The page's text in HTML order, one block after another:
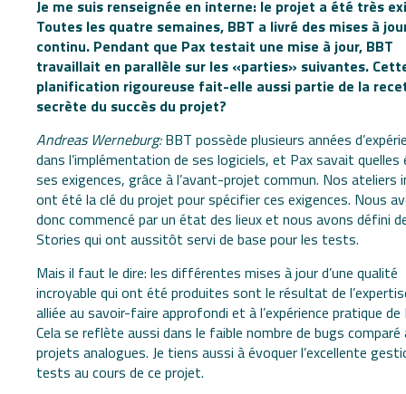
Je me suis renseignée en interne: le projet a été très
Toutes les quatre semaines, BBT a livré des mises à
continu. Pendant que Pax testait une mise à jour, BBT
travaillait en parallèle sur les «parties» suivantes.
planification rigoureuse fait-elle aussi partie de la
secrète du succès du projet?
Andreas Werneburg:BBT possède plusieurs années
dans l’implémentation de ses logiciels, et Pax savait
ses exigences, grâce à l’avant-projet commun. Nos ateliers
ont été la clé du projet pour spécifier ces exigences. Nous
donc commencé par un état des lieux et nous avons défini
Stories qui ont aussitôt servi de base pour les tests.
Mais il faut le dire: les différentes mises à jour d’une qualité
incroyable qui ont été produites sont le résultat de
alliée au savoir-faire approfondi et à l’expérience pratique de
Cela se reflète aussi dans le faible nombre de bugs comparé
projets analogues. Je tiens aussi à évoquer l’excellente
tests au cours de ce projet.